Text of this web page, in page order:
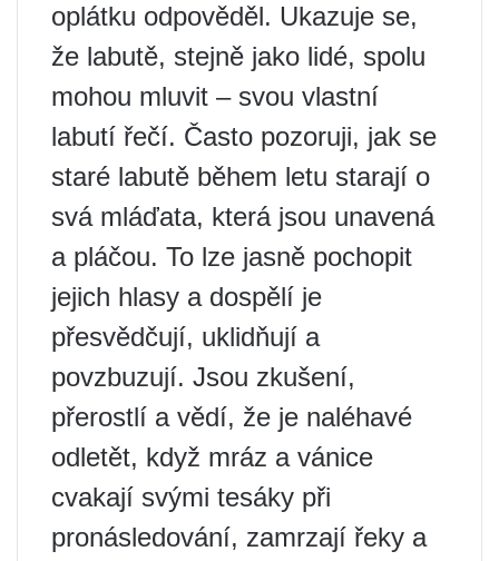
oplátku odpověděl. Ukazuje se,
že labutě, stejně jako lidé, spolu
mohou mluvit – svou vlastní
labutí řečí. Často pozoruji, jak se
staré labutě během letu starají o
svá mláďata, která jsou unavená
a pláčou. To lze jasně pochopit
jejich hlasy a dospělí je
přesvědčují, uklidňují a
povzbuzují. Jsou zkušení,
přerostlí a vědí, že je naléhavé
odletět, když mráz a vánice
cvakají svými tesáky při
pronásledování, zamrzají řeky a